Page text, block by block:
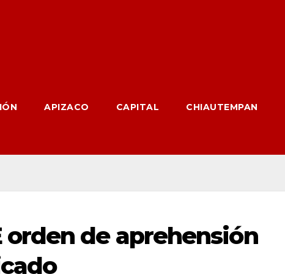
APIZACO CAPITAL CHIAUTEMPAN
orden de aprehensión